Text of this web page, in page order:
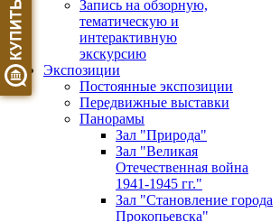
Запись на обзорную,
тематическую и
интерактивную
экскурсию
Экспозиции
Постоянные экспозиции
Передвижные выставки
Панорамы
Зал "Природа"
Зал "Великая
Отечественная война
1941-1945 гг."
Зал "Становление города
Прокопьевска"